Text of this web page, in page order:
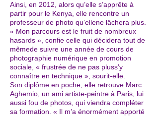
Ainsi, en 2012, alors qu’elle s’apprête à
partir pour le Kenya, elle rencontre un
professeur de photo qu’ellene lâchera plus.
« Mon parcours est le fruit de nombreux
hasards », confie celle qui décidera tout de
mêmede suivre une année de cours de
photographie numérique en promotion
sociale, « frustrée de ne pas pluss’y
connaître en technique », sourit-elle.
Son diplôme en poche, elle retrouve Marc
Aghemio, un ami artiste-peintre à Paris, lui
aussi fou de photos, qui viendra compléter
sa formation. « Il m’a énormément apporté